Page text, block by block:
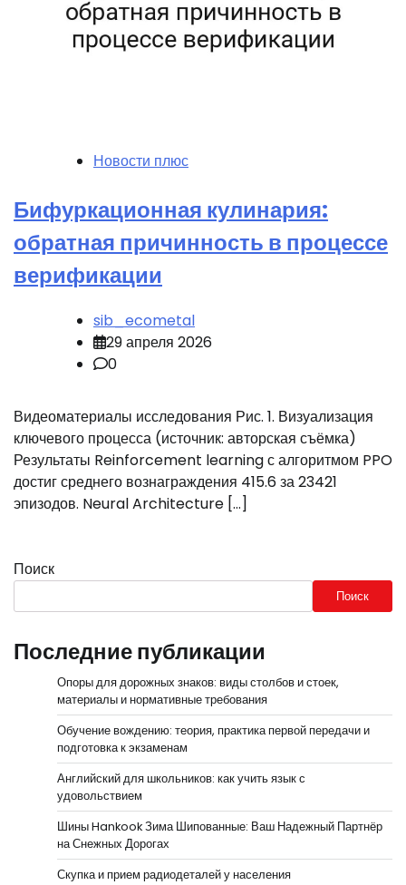
Новости плюс
Бифуркационная кулинария:
обратная причинность в процессе
верификации
sib_ecometal
29 апреля 2026
0
Видеоматериалы исследования Рис. 1. Визуализация
ключевого процесса (источник: авторская съёмка)
Результаты Reinforcement learning с алгоритмом PPO
достиг среднего вознаграждения 415.6 за 23421
эпизодов. Neural Architecture […]
Поиск
Поиск
Последние публикации
Опоры для дорожных знаков: виды столбов и стоек,
материалы и нормативные требования
Обучение вождению: теория, практика первой передачи и
подготовка к экзаменам
Английский для школьников: как учить язык с
удовольствием
Шины Hankook Зима Шипованные: Ваш Надежный Партнёр
на Снежных Дорогах
Скупка и прием радиодеталей у населения